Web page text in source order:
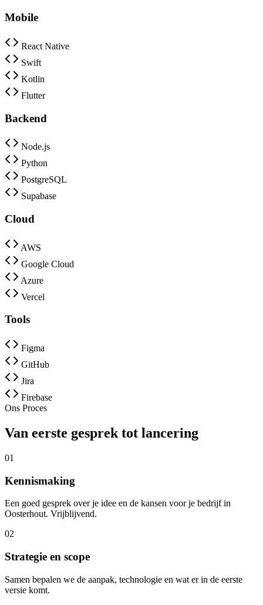
Mobile
React Native
Swift
Kotlin
Flutter
Backend
Node.js
Python
PostgreSQL
Supabase
Cloud
AWS
Google Cloud
Azure
Vercel
Tools
Figma
GitHub
Jira
Firebase
Ons Proces
Van eerste gesprek tot lancering
01
Kennismaking
Een goed gesprek over je idee en de kansen voor je bedrijf in
Oosterhout. Vrijblijvend.
02
Strategie en scope
Samen bepalen we de aanpak, technologie en wat er in de eerste
versie komt.